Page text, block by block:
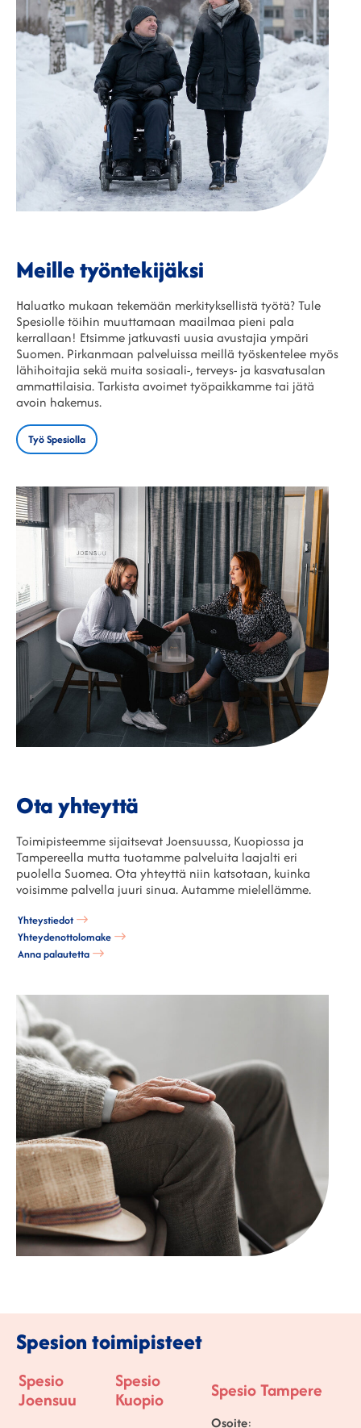
Meille työntekijäksi
Haluatko mukaan tekemään merkityksellistä työtä? Tule
Spesiolle töihin muuttamaan maailmaa pieni pala
kerrallaan! Etsimme jatkuvasti uusia avustajia ympäri
Suomen. Pirkanmaan palveluissa meillä työskentelee myös
lähihoitajia sekä muita sosiaali-, terveys- ja kasvatusalan
ammattilaisia. Tarkista avoimet työpaikkamme tai jätä
avoin hakemus.
Työ Spesiolla
Ota yhteyttä
Toimipisteemme sijaitsevat Joensuussa, Kuopiossa ja
Tampereella mutta tuotamme palveluita laajalti eri
puolella Suomea. Ota yhteyttä niin katsotaan, kuinka
voisimme palvella juuri sinua. Autamme mielellämme.
Yhteystiedot
Yhteydenottolomake
Anna palautetta
Spesion toimipisteet
Spesio
Joensuu
Spesio
Kuopio
Spesio Tampere
Osoite: